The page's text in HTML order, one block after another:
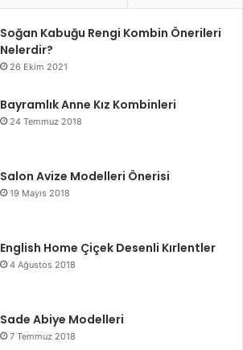
Soğan Kabuğu Rengi Kombin Önerileri
Nelerdir?
26 Ekim 2021
Bayramlık Anne Kız Kombinleri
24 Temmuz 2018
Salon Avize Modelleri Önerisi
19 Mayıs 2018
English Home Çiçek Desenli Kırlentler
4 Ağustos 2018
Sade Abiye Modelleri
7 Temmuz 2018